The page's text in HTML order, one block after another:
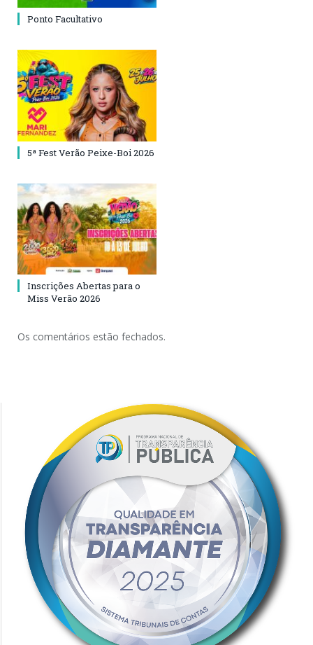
Ponto Facultativo
5ª Fest Verão Peixe-Boi 2026
Inscrições Abertas para o
Miss Verão 2026
Os comentários estão fechados.